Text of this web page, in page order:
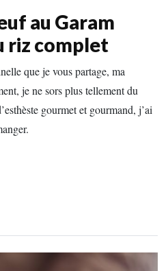
au Garam
riz complet
que je vous partage, ma
je ne sors plus tellement du
gourmet et gourmand, j’ai